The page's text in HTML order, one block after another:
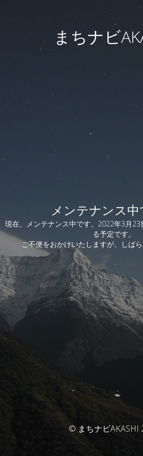
まちナビ
メンテナンス中
現在、メンテナンス中です。2022年3月
る予定です。
ご不便をおかけいたしますが、しばら
© まちナビAKASHI